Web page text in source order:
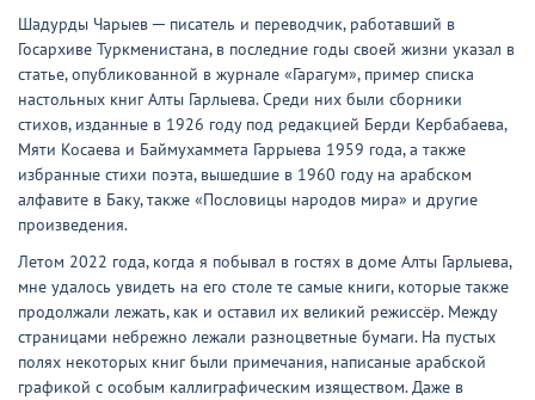
Шадурды Чарыев ─ писатель и переводчик, работавший в
Госархиве Туркменистана, в последние годы своей жизни указал в
статье, опубликованной в журнале «Гарагум», пример списка
настольных книг Алты Гарлыева. Среди них были сборники
стихов, изданные в 1926 году под редакцией Берди Кербабаева,
Мяти Косаева и Баймухаммета Гаррыева 1959 года, а также
избранные стихи поэта, вышедшие в 1960 году на арабском
алфавите в Баку, также «Пословицы народов мира» и другие
произведения.
Летом 2022 года, когда я побывал в гостях в доме Алты Гарлыева,
мне удалось увидеть на его столе те самые книги, которые также
продолжали лежать, как и оставил их великий режиссёр. Между
страницами небрежно лежали разноцветные бумаги. На пустых
полях некоторых книг были примечания, написаные арабской
графикой с особым каллиграфическим изяществом. Даже в